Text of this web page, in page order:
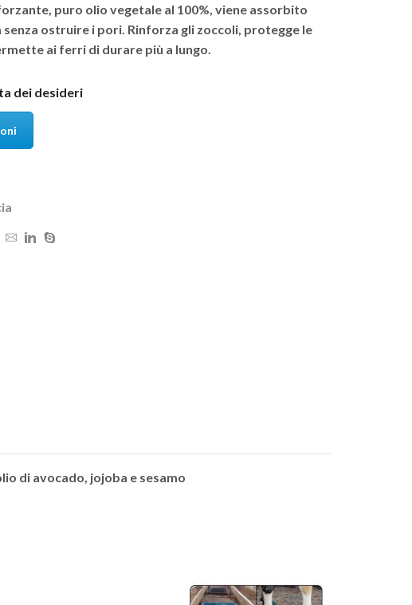
puro olio vegetale al 100%, viene assorbito
senza ostruire i pori. Rinforza gli zoccoli, protegge le
ai ferri di durare più a lungo.
dei desideri
di avocado, jojoba e sesamo